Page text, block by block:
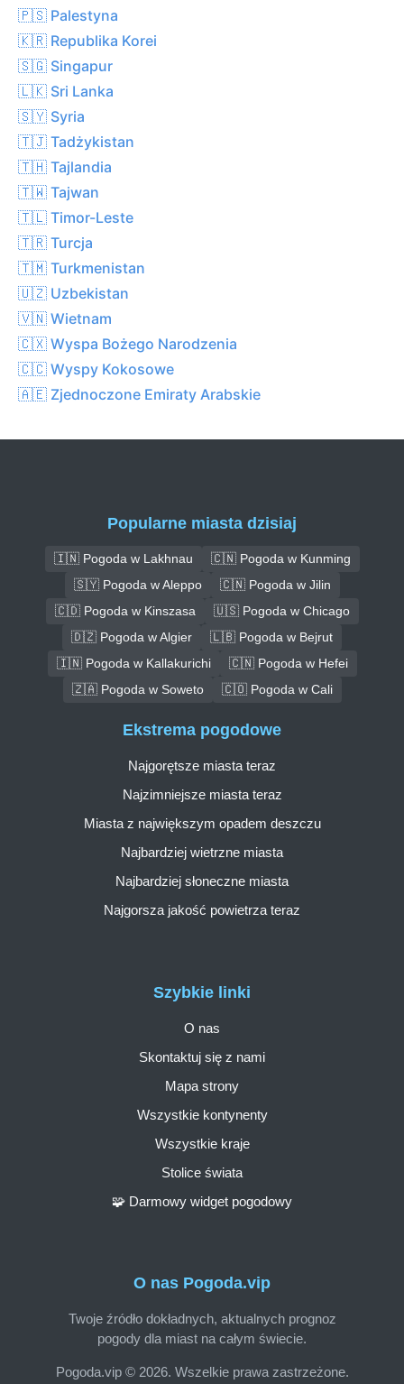
🇵🇸 Palestyna
🇰🇷 Republika Korei
🇸🇬 Singapur
🇱🇰 Sri Lanka
🇸🇾 Syria
🇹🇯 Tadżykistan
🇹🇭 Tajlandia
🇹🇼 Tajwan
🇹🇱 Timor-Leste
🇹🇷 Turcja
🇹🇲 Turkmenistan
🇺🇿 Uzbekistan
🇻🇳 Wietnam
🇨🇽 Wyspa Bożego Narodzenia
🇨🇨 Wyspy Kokosowe
🇦🇪 Zjednoczone Emiraty Arabskie
Popularne miasta dzisiaj
🇮🇳 Pogoda w Lakhnau
🇨🇳 Pogoda w Kunming
🇸🇾 Pogoda w Aleppo
🇨🇳 Pogoda w Jilin
🇨🇩 Pogoda w Kinszasa
🇺🇸 Pogoda w Chicago
🇩🇿 Pogoda w Algier
🇱🇧 Pogoda w Bejrut
🇮🇳 Pogoda w Kallakurichi
🇨🇳 Pogoda w Hefei
🇿🇦 Pogoda w Soweto
🇨🇴 Pogoda w Cali
O nas Pogoda.vip
Twoje źródło dokładnych, aktualnych prognoz
pogody dla miast na całym świecie.
Pogoda.vip © 2026. Wszelkie prawa zastrzeżone.
Szybkie linki
O nas
Skontaktuj się z nami
Mapa strony
Wszystkie kontynenty
Wszystkie kraje
Stolice świata
🧩 Darmowy widget pogodowy
Ekstrema pogodowe
Najgorętsze miasta teraz
Najzimniejsze miasta teraz
Miasta z największym opadem deszczu
Najbardziej wietrzne miasta
Najbardziej słoneczne miasta
Najgorsza jakość powietrza teraz